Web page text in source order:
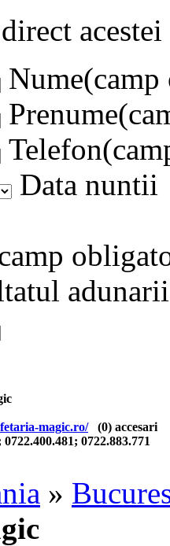
Data nuntii
adunarii
magic.ro/ (0) accesari
0722.400.481; 0722.883.771
»